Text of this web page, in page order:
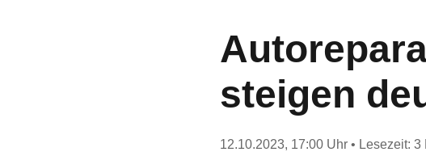
steigen
12.10.2023, 17:00 Uhr • Lesezeit: 3